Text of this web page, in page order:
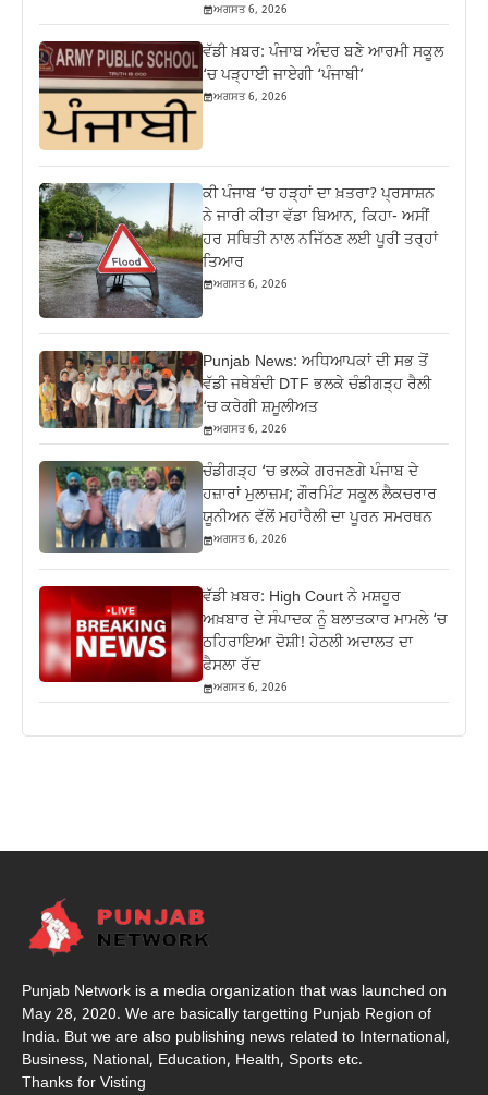
ਅਗਸਤ 6, 2026
ਵੱਡੀ ਖ਼ਬਰ: ਪੰਜਾਬ ਅੰਦਰ ਬਣੇ ਆਰਮੀ ਸਕੂਲ
‘ਚ ਪੜ੍ਹਾਈ ਜਾਏਗੀ ‘ਪੰਜਾਬੀ’
ਅਗਸਤ 6, 2026
ਕੀ ਪੰਜਾਬ ‘ਚ ਹੜ੍ਹਾਂ ਦਾ ਖ਼ਤਰਾ? ਪ੍ਰਸਾਸ਼ਨ
ਨੇ ਜਾਰੀ ਕੀਤਾ ਵੱਡਾ ਬਿਆਨ, ਕਿਹਾ- ਅਸੀਂ
ਹਰ ਸਥਿਤੀ ਨਾਲ ਨਜਿੱਠਣ ਲਈ ਪੂਰੀ ਤਰ੍ਹਾਂ
ਤਿਆਰ
ਅਗਸਤ 6, 2026
Punjab News: ਅਧਿਆਪਕਾਂ ਦੀ ਸਭ ਤੋਂ
ਵੱਡੀ ਜਥੇਬੰਦੀ DTF ਭਲਕੇ ਚੰਡੀਗੜ੍ਹ ਰੈਲੀ
‘ਚ ਕਰੇਗੀ ਸ਼ਮੂਲੀਅਤ
ਅਗਸਤ 6, 2026
ਚੰਡੀਗੜ੍ਹ ‘ਚ ਭਲਕੇ ਗਰਜਣਗੇ ਪੰਜਾਬ ਦੇ
ਹਜ਼ਾਰਾਂ ਮੁਲਾਜ਼ਮ; ਗੌਰਮਿੰਟ ਸਕੂਲ ਲੈਕਚਰਾਰ
ਯੂਨੀਅਨ ਵੱਲੋਂ ਮਹਾਂਰੈਲੀ ਦਾ ਪੂਰਨ ਸਮਰਥਨ
ਅਗਸਤ 6, 2026
ਵੱਡੀ ਖ਼ਬਰ: High Court ਨੇ ਮਸ਼ਹੂਰ
ਅਖ਼ਬਾਰ ਦੇ ਸੰਪਾਦਕ ਨੂੰ ਬਲਾਤਕਾਰ ਮਾਮਲੇ ‘ਚ
ਠਹਿਰਾਇਆ ਦੋਸ਼ੀ! ਹੇਠਲੀ ਅਦਾਲਤ ਦਾ
ਫੈਸਲਾ ਰੱਦ
ਅਗਸਤ 6, 2026
Punjab Network is a media organization that was launched on
May 28, 2020. We are basically targetting Punjab Region of
India. But we are also publishing news related to International,
Business, National, Education, Health, Sports etc.
Thanks for Visting